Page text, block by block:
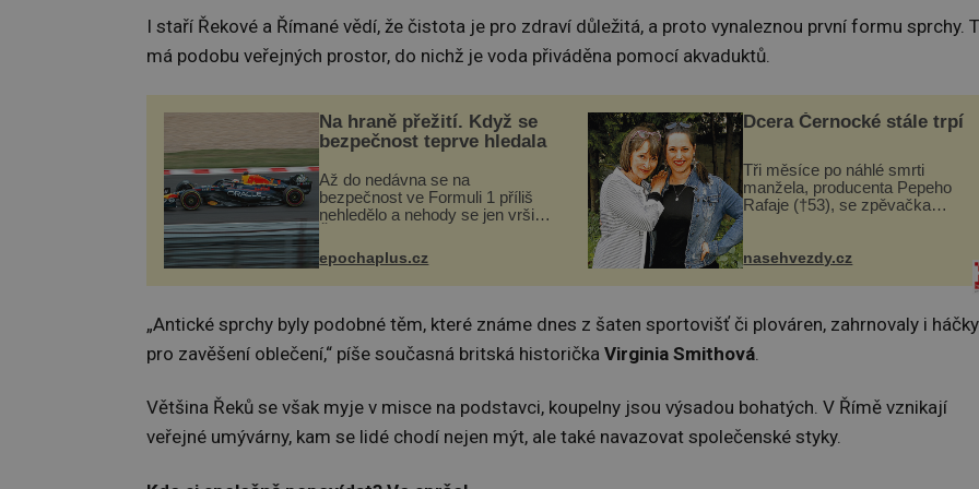
I staří Řekové a Římané vědí, že čistota je pro zdraví důležitá, a proto vynaleznou první formu sprchy.
má podobu veřejných prostor, do nichž je voda přiváděna pomocí akvaduktů.
Na hraně přežití. Když se
bezpečnost teprve hledala
Až do nedávna se na
bezpečnost ve Formuli 1 příliš
nehledělo a nehody se jen vršily.
kůži, často s trvalými následky
nebo bohužel i ztrátou života.
Dnes nepochopiteln...
epochaplus.cz
Dcera Černocké stále trpí
Tři měsíce po náhlé smrti
manžela, producenta Pepeho
Rafaje (†53), se zpěvačka
ozvala veřejnosti. Na sociální
nasehvezdy.cz
„Antické sprchy byly podobné těm, které známe dnes z šaten sportovišť či plováren, zahrnovaly i háčky
pro zavěšení oblečení,“ píše současná britská historička Virginia Smithová
Většina Řeků se však myje v misce na podstavci, koupelny jsou výsadou bohatých. V Římě vznikají
veřejné umývárny, kam se lidé chodí nejen mýt, ale také navazovat společenské styky.